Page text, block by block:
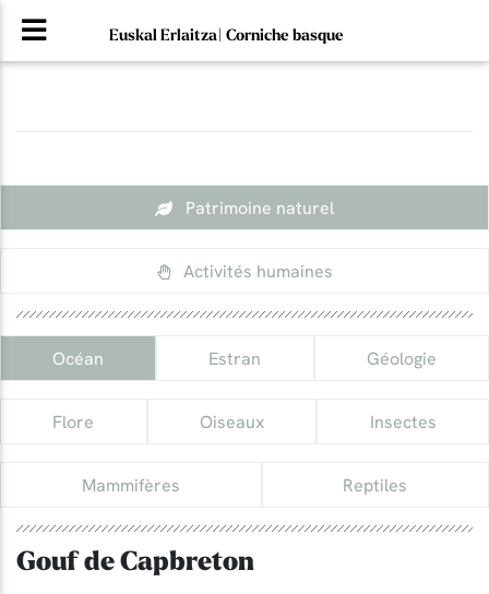
Euskal Erlaitza| Corniche basque
Patrimoine naturel
Activités humaines
Océan Estran Géologie
Flore Oiseaux Insectes
Mammifères Reptiles
Gouf de Capbreton